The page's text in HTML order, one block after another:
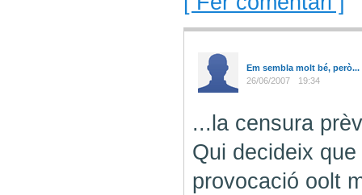
Em sembla molt bé, però...
26/06/2007
19:34
...la censura
Qui decideix
provocació oolt